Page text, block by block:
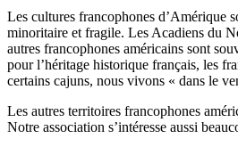
Les cultures francophones d’Amérique
minoritaire et fragile. Les Acadiens du
autres francophones américains sont
pour l’héritage historique français, les
certains cajuns, nous vivons « dans le
Les autres territoires francophones
Notre association s’intéresse aussi